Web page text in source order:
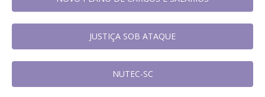
JUSTIÇA SOB ATAQUE
NUTEC-SC